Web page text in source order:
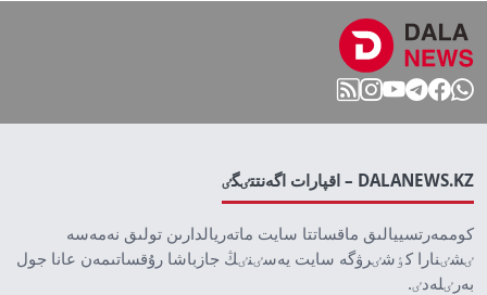
DALANEWS.KZ – اقپارات اگەنتتٸگٸ
كوممەرتسييالىق ماقساتتا سايت ماتەريالدارىن تولىق نەمەسە
ٸشٸنارا كٶشٸرۋگە سايت يەسٸنٸڭ جازباشا رۇقساتىمەن عانا جول
بەرٸلەدٸ.